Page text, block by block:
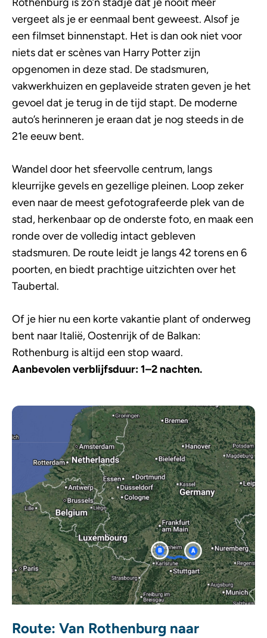
vergeet als je er eenmaal bent geweest. Alsof je
een filmset binnenstapt. Het is dan ook niet voor
niets dat er scènes van Harry Potter zijn
opgenomen in deze stad. De stadsmuren,
vakwerkhuizen en geplaveide straten geven je het
gevoel dat je terug in de tijd stapt. De moderne
auto’s herinneren je eraan dat je nog steeds in de
21e eeuw bent.
Wandel door het sfeervolle centrum, langs
kleurrijke gevels en gezellige pleinen. Loop zeker
even naar de meest gefotografeerde plek van de
stad, herkenbaar op de onderste foto, en maak een
ronde over de volledig intact gebleven
stadsmuren. De route leidt je langs 42 torens en 6
poorten, en biedt prachtige uitzichten over het
Taubertal.
Of je hier nu een korte vakantie plant of onderweg
bent naar Italië, Oostenrijk of de Balkan:
Rothenburg is altijd een stop waard.
Aanbevolen verblijfsduur: 1–2 nachten.
Route: Van Rothenburg naar